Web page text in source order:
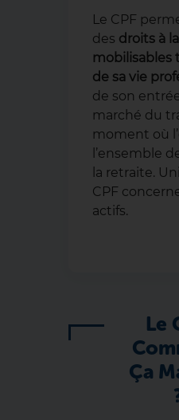
Le CPF
des droits à
mobilisables
de sa vie
de son
marché du
moment où
l’ensemble
la retraite.
CPF
actifs.
Le
Ça